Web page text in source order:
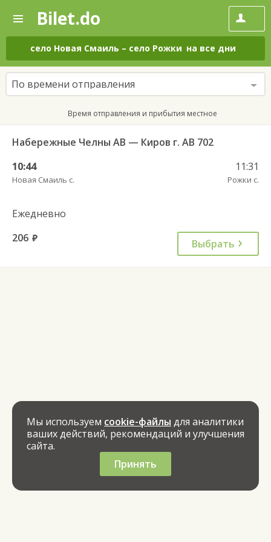
—
Поиск
и
покупка
билетов
на
автобус
онлайн
Bilet.do
село Новая Смаиль – село Рожки на все дни
По времени отправления
Время отправления и прибытия местное
Набережные Челны АВ — Киров г. АВ 702
10:44
Новая Смаиль с.
11:31
Рожки с.
Ежедневно
206 руб. Выбрать
Мы используем cookie-файлы для аналитики
ваших действий, рекомендаций и улучшения
сайта.
Принять